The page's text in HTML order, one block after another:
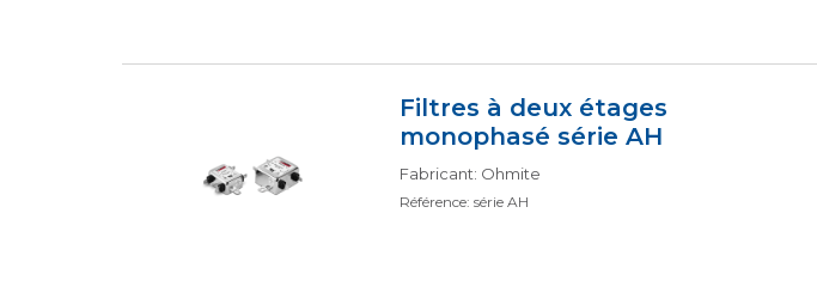
Filtres à deux étages
monophasé série AH
Fabricant: Ohmite
Référence: série AH